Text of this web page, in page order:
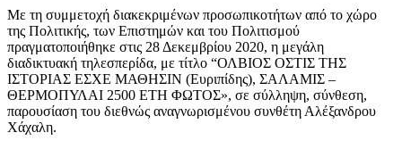
Με τη συμμετοχή διακεκριμένων προσωπικοτήτων από το χώρο
της Πολιτικής, των Επιστημών και του Πολιτισμού
πραγματοποιήθηκε στις 28 Δεκεμβρίου 2020, η μεγάλη
διαδικτυακή τηλεσπερίδα, με τίτλο “ΟΛΒΙΟΣ ΟΣΤΙΣ ΤΗΣ
ΙΣΤΟΡΙΑΣ ΕΣΧΕ ΜΑΘΗΣΙΝ (Ευριπίδης), ΣΑΛΑΜΙΣ –
ΘΕΡΜΟΠΥΛΑΙ 2500 ΕΤΗ ΦΩΤΟΣ», σε σύλληψη, σύνθεση,
παρουσίαση του διεθνώς αναγνωρισμένου συνθέτη Αλέξανδρου
Χάχαλη.